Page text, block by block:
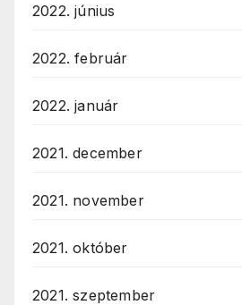
2022. június
2022. február
2022. január
2021. december
2021. november
2021. október
2021. szeptember